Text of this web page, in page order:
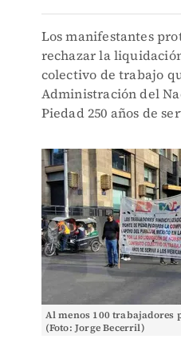
Los manifestantes
rechazar la
colectivo de trabajo
Administración del
Piedad 250 años de
Al menos 100
(Foto: Jorge Becerril)